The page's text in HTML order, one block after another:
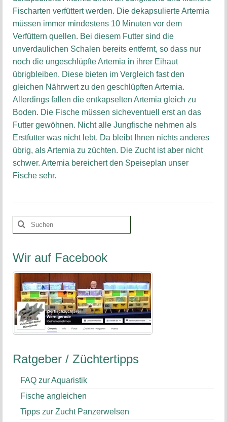
Fischarten verfüttert werden. Die dekapsulierte Artemia
müssen immer mindestens 10 Minuten vor dem
Verfüttern quellen. Bei diesem Futter sind die
unverdaulichen Schalen bereits entfernt, so dass nur
noch die ungeschlüpfte Artemia in ihrer Eihaut
übrigbleiben. Diese bieten im Vergleich fast den
gleichen Nährwert zu den geschlüpften Artemia.
Allerdings fallen die entkapselten Artemia gleich zu
Boden. Die Fische müssen sicheventuell erst an das
Futter gewöhnen. Nicht alle Jungfische nehmen als
Erstfutter was nicht lebt. Da bleibt Ihnen nichts anderes
übrig, als Artemia zu züchten. Die Zucht ist aber nicht
schwer. Artemia bereichert den Speiseplan unser
Fische sehr.
Suchen
nach:
Wir auf Facebook
Ratgeber / Züchtertipps
FAQ zur Aquaristik
Fische angleichen
Tipps zur Zucht Panzerwelsen